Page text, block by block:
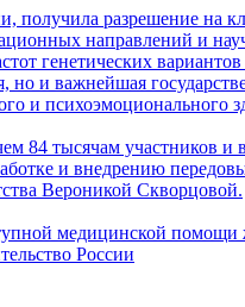
получила разрешение на
направлений и
генетических вариантов
и важнейшая
и психоэмоционального
84 тысячам участников и
и внедрению
Вероникой Скворцовой.
медицинской
России